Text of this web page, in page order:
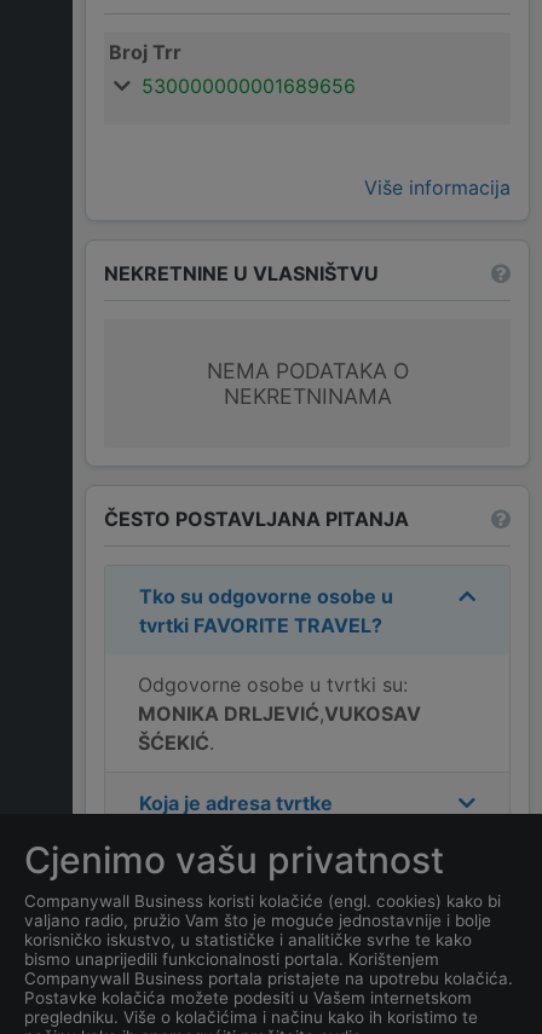
Broj Trr
530000000001689656
Više informacija
NEKRETNINE U VLASNIŠTVU
NEMA PODATAKA O
NEKRETNINAMA
ČESTO POSTAVLJANA PITANJA
Tko su odgovorne osobe u
tvrtki FAVORITE TRAVEL?
Odgovorne osobe u tvrtki su:
MONIKA DRLJEVIĆ,VUKOSAV
ŠĆEKIĆ.
Koja je adresa tvrtke
Koliko ima zaposlenih
kompanijaFAVORITE
TRAVEL?
Koji je datum osnivanja
Cjenimo vašu privatnost
Companywall Business koristi kolačiće (engl. cookies) kako bi
valjano radio, pružio Vam što je moguće jednostavnije i bolje
korisničko iskustvo, u statističke i analitičke svrhe te kako
bismo unaprijedili funkcionalnosti portala. Korištenjem
Companywall Business portala pristajete na upotrebu kolačića.
Postavke kolačića možete podesiti u Vašem internetskom
pregledniku. Više o kolačićima i načinu kako ih koristimo te